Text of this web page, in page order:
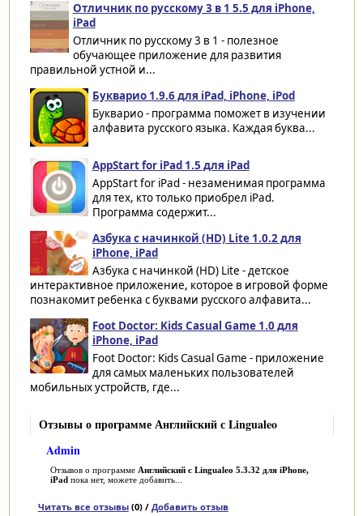
Отличник по русскому 3 в 1 5.5 для iPhone,
iPad
Отличник по русскому 3 в 1 - полезное
обучающее приложение для развития
правильной устной и...
Букварио 1.9.6 для iPad, iPhone, iPod
Букварио - программа поможет в изучении
алфавита русского языка. Каждая буква...
AppStart for iPad 1.5 для iPad
AppStart for iPad - незаменимая программа
для тех, кто только приобрел iPad.
Программа содержит...
Азбука с начинкой (HD) Lite 1.0.2 для
iPhone, iPad
Азбука с начинкой (HD) Lite - детское
интерактивное приложение, которое в игровой форме
познакомит ребенка с буквами русского алфавита...
Foot Doctor: Kids Casual Game 1.0 для
iPhone, iPad
Foot Doctor: Kids Casual Game - приложение
для самых маленьких пользователей
мобильных устройств, где...
Отзывы о программе Английский с Lingualeo
Admin
Отзывов о программе Английский с Lingualeo 5.3.32 для iPhone,
iPad пока нет, можете добавить...
Читать все отзывы(0) / Добавить отзыв